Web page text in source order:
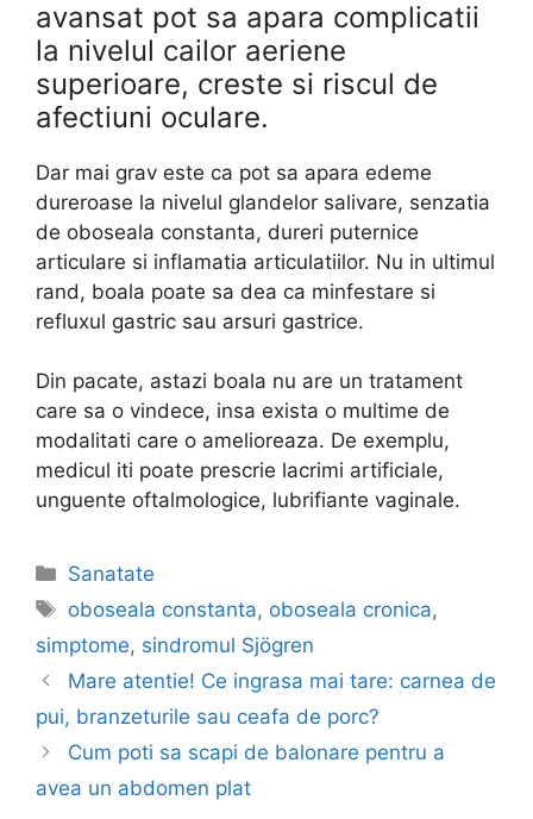
avansat pot sa apara complicatii
la nivelul cailor aeriene
superioare, creste si riscul de
afectiuni oculare.
Dar mai grav este ca pot sa apara edeme
dureroase la nivelul glandelor salivare, senzatia
de oboseala constanta, dureri puternice
articulare si inflamatia articulatiilor. Nu in ultimul
rand, boala poate sa dea ca minfestare si
refluxul gastric sau arsuri gastrice.
Din pacate, astazi boala nu are un tratament
care sa o vindece, insa exista o multime de
modalitati care o amelioreaza. De exemplu,
medicul iti poate prescrie lacrimi artificiale,
unguente oftalmologice, lubrifiante vaginale.
Categories
Sanatate
Tags
oboseala constanta, oboseala cronica,
simptome, sindromul Sjögren
Post
navigation
Mare atentie! Ce ingrasa mai tare: carnea de
pui, branzeturile sau ceafa de porc?
Cum poti sa scapi de balonare pentru a
avea un abdomen plat